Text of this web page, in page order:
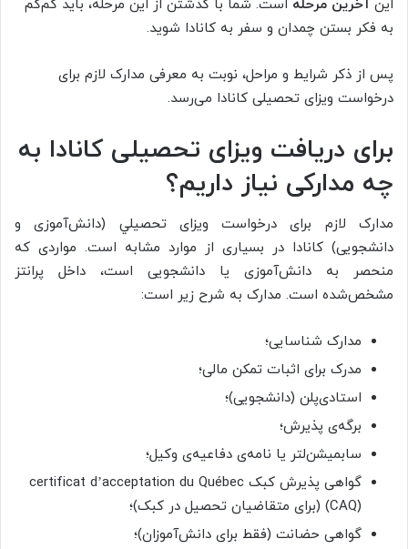
این آخرین مرحله است. شما با گذشتن از این مرحله، باید کم‌کم
به فکر بستن چمدان و سفر به کانادا شوید.
پس از ذکر شرایط و مراحل، نوبت به معرفی مدارک لازم برای
درخواست ویزای تحصیلی کانادا می‌رسد.
برای دریافت ویزای تحصیلی کانادا به
چه مدارکی نیاز داریم؟
مدارک لازم برای درخواست ویزای تحصیلي (دانش‌آموزی و
دانشجویی) کانادا در بسیاری از موارد مشابه است. مواردی که
منحصر به دانش‌آموزی یا دانشجویی است، داخل پرانتز
مشخص‌شده است. مدارک به شرح زیر است:
مدارک شناسایی؛
مدرک برای اثبات تمکن مالی؛
استادی‌پلن (دانشجویی)؛
برگه‌ی پذیرش؛
سابمیشن‌لتر یا نامه‌ی دفاعیه‌ی وکیل؛
گواهی پذیرش کبک certificat d’acceptation du Québec
(CAQ) (برای متقاضیان تحصیل در کبک)؛
گواهی حضانت (فقط برای دانش‌آموزان)؛